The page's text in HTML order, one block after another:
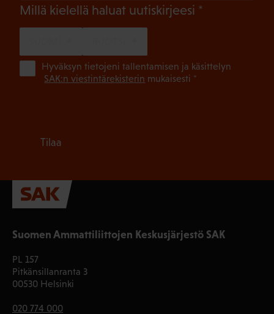
Suomen Ammattiliittojen Keskusjärjestö SAK
PL 157
Pitkänsillanranta 3
00530 Helsinki
020 774 000
Millä kielellä haluat uutiskirjeesi (Pakollinen)
Hyväksyn tietojeni tallentamisen ja käsittelyn
SAK:n viestintärekisterin mukaisesti *
Tilaa